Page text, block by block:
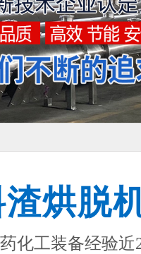
烘脱
化工装备经验近